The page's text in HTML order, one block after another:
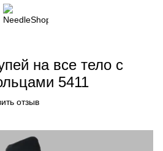
на все тело с
5411
отзыв